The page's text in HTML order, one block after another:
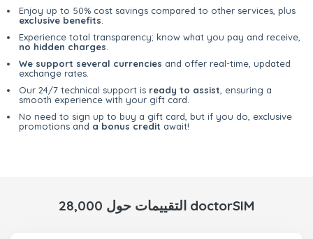
Enjoy up to 50% cost savings compared to other services, plus
exclusive benefits
Experience total transparency; know what you pay and receive,
no hidden charges
We support several currencies and offer real-time, updated
exchange rates.
Our 24/7 technical support is ready to assist , ensuring a
smooth experience with your gift card.
No need to sign up to buy a gift card, but if you do, exclusive
promotions and a bonus credit await!
28,000 التقييمات حول doctorSIM